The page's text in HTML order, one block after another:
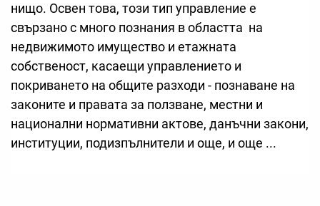
нищо. Освен това, този тип управление е
свързано с много познания в областта на
недвижимото имущество и етажната
собственост, касаещи управлението и
покриването на общите разходи - познаване на
законите и правата за ползване, местни и
национални нормативни актове, данъчни закони,
институции, подизпълнители и още, и още ...